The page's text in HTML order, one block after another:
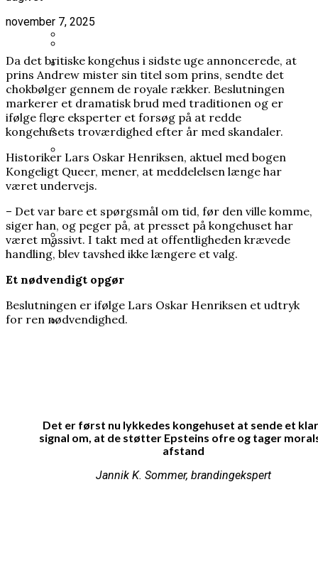
Mette-Marit sat på transplantationsliste
Prins Joachim gik fra arveprins til outsider,
nu er han mere populær end længe
Kronprins Håkon: Kronprinsesse Mette-
Varde Kommune betalte millionbeløb til
lobbyister
Grundloven bliver kaldt et
frihedsdokument, men i Grønland og på
Færøerne opleves den som en
begrænsning
35 års spørgsmål tvang regeringen til ny
undersøgelse af Scandinavian Star
Mange kender Schrödingers kat, men
ingen ved, hvorfor den blev opfundet
Heisenberg hævdede, at han bremsede
Hitlers atombombe. Ingen ved, om det
Han brødfødte milliarder, men forlængede
Første Verdenskrig
november 7, 2025
Da det britiske kongehus i sidste uge annoncerede, at
prins Andrew mister sin titel som prins, sendte det
chokbølger gennem de royale rækker. Beslutningen
markerer et dramatisk brud med traditionen og er
ifølge flere eksperter et forsøg på at redde
kongehusets troværdighed efter år med skandaler.
Historiker Lars Oskar Henriksen, aktuel med bogen
Kongeligt Queer, mener, at meddelelsen længe har
været undervejs.
– Det var bare et spørgsmål om tid, før den ville komme,
siger han, og peger på, at presset på kongehuset har
været massivt. I takt med at offentligheden krævede
handling, blev tavshed ikke længere et valg.
Et nødvendigt opgør
Beslutningen er ifølge Lars Oskar Henriksen et udtryk
for ren nødvendighed.
Det er først nu lykkedes kongehuset at sende et
signal om, at de støtter Epsteins ofre og tager
afstand
Jannik K. Sommer, brandingekspert